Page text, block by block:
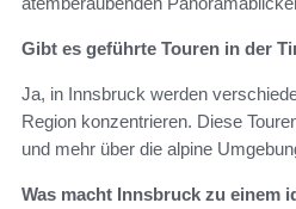
Gibt es geführte Touren in der
Ja, in Innsbruck werden
Region konzentrieren. Diese
und mehr über die alpine
Was macht Innsbruck zu einem